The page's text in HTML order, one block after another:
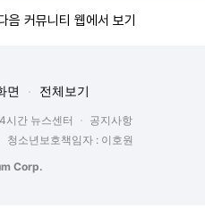
음 커뮤니티 웹에서 보기
면 전체보기
시간 뉴스센터
공지사항
청소년보호책임자 : 이호원
Corp.